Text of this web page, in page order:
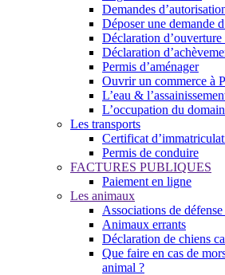
Demandes
Déposer une demande
Déclaration d’ouverture
Déclaration
Permis d’aménager
Ouvrir un commerce à
L’eau &
L’occupation du
Les transports
Certificat
Permis de conduire
FACTURES PUBLIQUES
Paiement en ligne
Les animaux
Associations de
Animaux errants
Déclaration de chiens
Que faire en cas de
animal ?